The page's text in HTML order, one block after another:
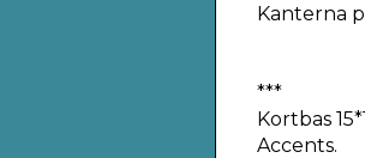
Kanterna
***
Kortbas
Accents.